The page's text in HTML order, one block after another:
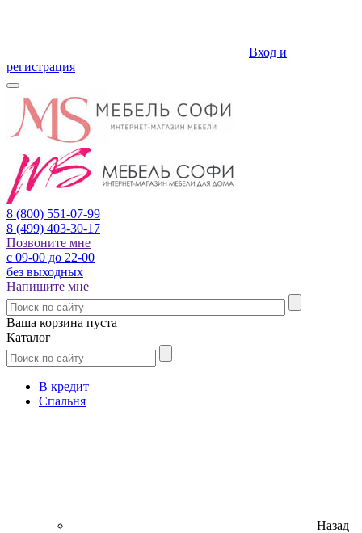
Вход и
регистрация
8 (800) 551-07-99
8 (499) 403-30-17
Позвоните мне
с 09-00 до 22-00
без выходных
Напишите мне
Ваша корзина пуста
Каталог
В кредит
Спальня
Назад